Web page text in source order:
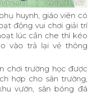
huynh, giáo viên có
động vui chơi giải trí
lúc cần che thì kéo
vào trả lại vẻ thông
chơi trường học được
hợp cho sân trường,
vườn, sân bóng đá